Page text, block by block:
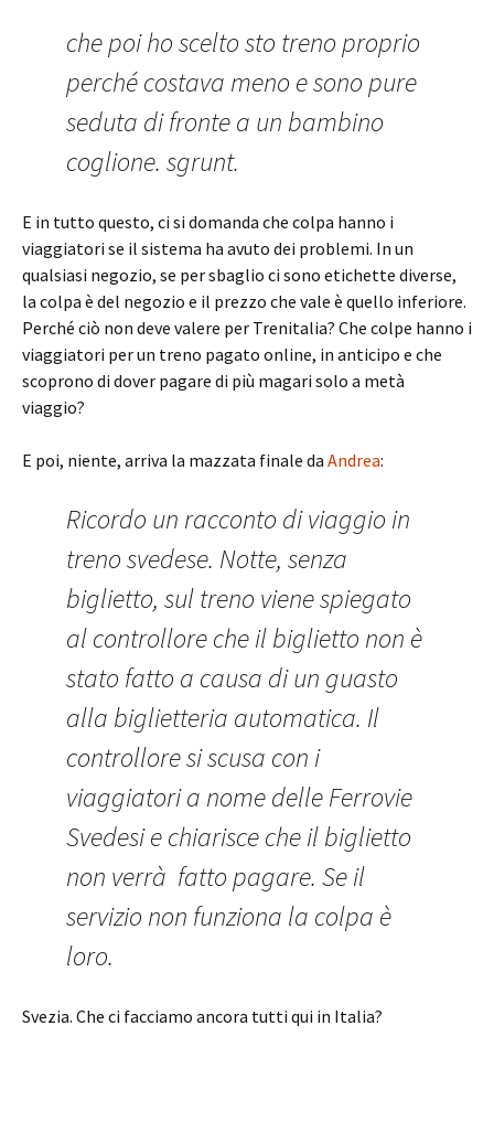
che poi ho scelto sto treno proprio
perché costava meno e sono pure
seduta di fronte a un bambino
coglione. sgrunt.
E in tutto questo, ci si domanda che colpa hanno i
viaggiatori se il sistema ha avuto dei problemi. In un
qualsiasi negozio, se per sbaglio ci sono etichette diverse,
la colpa è del negozio e il prezzo che vale è quello inferiore.
Perché ciò non deve valere per Trenitalia? Che colpe hanno i
viaggiatori per un treno pagato online, in anticipo e che
scoprono di dover pagare di più magari solo a metà
viaggio?
E poi, niente, arriva la mazzata finale da Andrea:
Ricordo un racconto di viaggio in
treno svedese. Notte, senza
biglietto, sul treno viene spiegato
al controllore che il biglietto non è
stato fatto a causa di un guasto
alla biglietteria automatica. Il
controllore si scusa con i
viaggiatori a nome delle Ferrovie
Svedesi e chiarisce che il biglietto
non verrà fatto pagare. Se il
servizio non funziona la colpa è
loro.
Svezia. Che ci facciamo ancora tutti qui in Italia?